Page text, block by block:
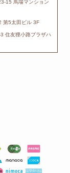
15 馬場マンション
第5太田ビル 3F
住友狸小路プラザハ